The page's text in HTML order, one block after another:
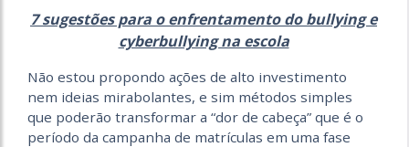
7 sugestões para o enfrentamento do bullying e
cyberbullying na escola
Não estou propondo ações de alto investimento
nem ideias mirabolantes, e sim métodos simples
que poderão transformar a “dor de cabeça” que é o
período da campanha de matrículas em uma fase